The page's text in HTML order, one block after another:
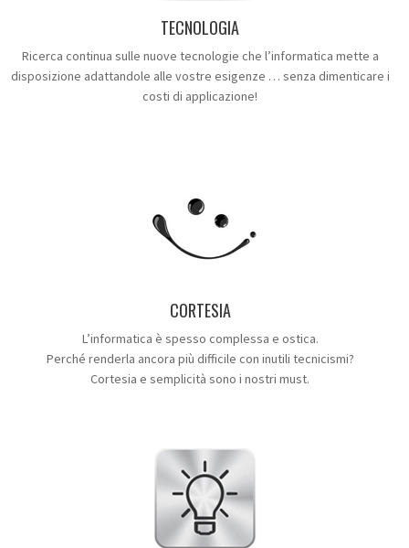
TECNOLOGIA
Ricerca continua sulle nuove tecnologie che l’informatica mette a
disposizione adattandole alle vostre esigenze … senza dimenticare i
costi di applicazione!
CORTESIA
L’informatica è spesso complessa e ostica.
Perché renderla ancora più difficile con inutili tecnicismi?
Cortesia e semplicità sono i nostri must.